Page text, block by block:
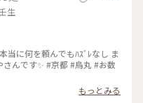
生
都 #烏丸 #お数
もっとみる